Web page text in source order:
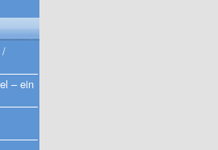
/
– ein